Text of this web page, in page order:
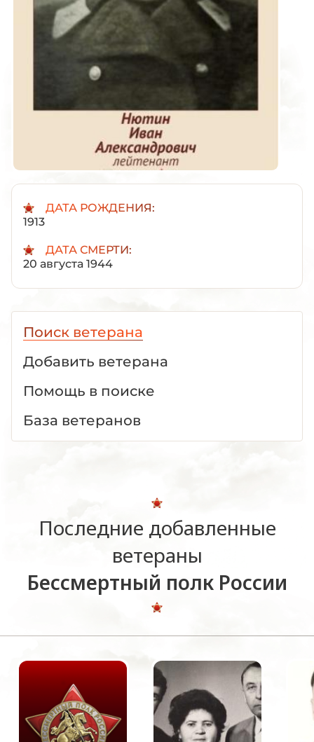
ДАТА РОЖДЕНИЯ:
1913
ДАТА СМЕРТИ:
20 августа 1944
Поиск ветерана
Добавить ветерана
Помощь в поиске
База ветеранов
Последние добавленные
ветераны
Бессмертный полк России